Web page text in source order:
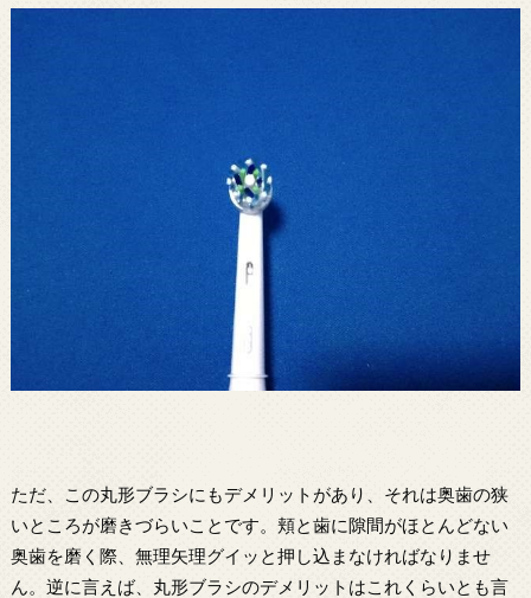
ただ、この丸形ブラシにもデメリットがあり、それは奥歯の狭
いところが磨きづらいことです。頬と歯に隙間がほとんどない
奥歯を磨く際、無理矢理グイッと押し込まなければなりませ
ん。逆に言えば、丸形ブラシのデメリットはこれくらいとも言